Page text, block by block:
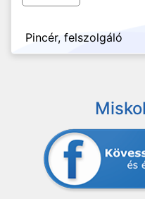
Pincér, felszolgáló